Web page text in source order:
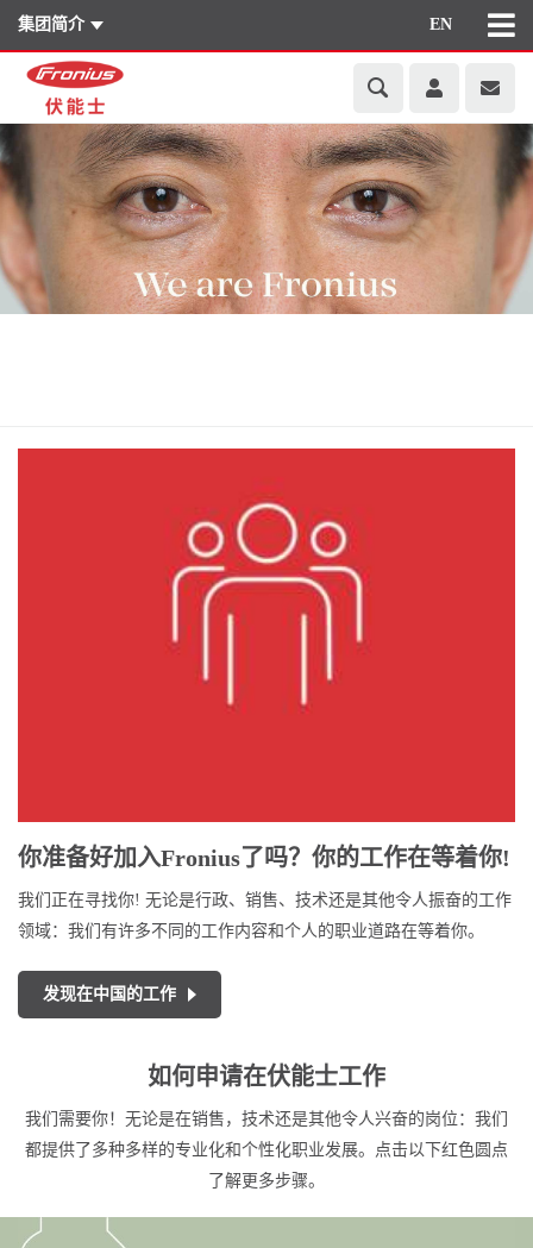
集团简介 EN
你准备好加入Fronius了吗？你的工作在等着你!
我们正在寻找你! 无论是行政、销售、技术还是其他令人振奋的工作
领域：我们有许多不同的工作内容和个人的职业道路在等着你。
发现在中国的工作
如何申请在伏能士工作
我们需要你！无论是在销售，技术还是其他令人兴奋的岗位：我们
都提供了多种多样的专业化和个性化职业发展。点击以下红色圆点
了解更多步骤。